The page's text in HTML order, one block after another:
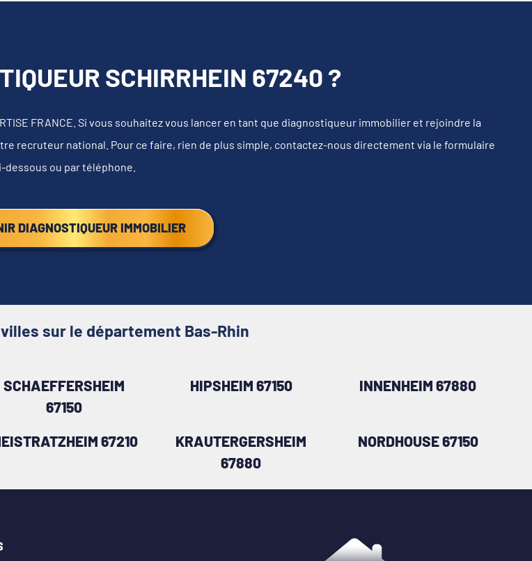
SCHIRRHEIN 67240 ?
FRANCE. Si vous souhaitez vous lancer en tant que diagnostiqueur immobilier et rejoindre la
recruteur national. Pour ce faire, rien de plus simple, contactez-nous directement via le formulaire
dessous ou par téléphone.
DIAGNOSTIQUEUR IMMOBILIER
sur le département Bas-Rhin
SCHAEFFERSHEIM
67150
HIPSHEIM 67150 INNENHEIM 67880
67210
KRAUTERGERSHEIM
67880
NORDHOUSE 67150